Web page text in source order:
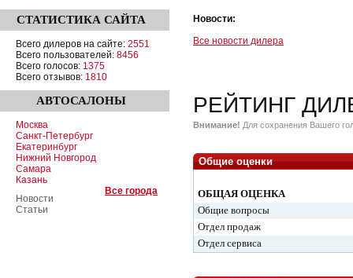
СТАТИСТИКА САЙТА
Всего дилеров на сайте: 2551
Всего пользователей: 8456
Всего голосов: 1375
Всего отзывов: 1810
АВТОСАЛОНЫ
Москва
Санкт-Петербург
Екатеринбург
Нижний Новгород
Самара
Казань
Все города
Новости
Статьи
Новости:
Все новости дилера
РЕЙТИНГ
Внимание! Для сохранения Вашего
Общие оценки
ОБЩАЯ ОЦЕНКА
Общие вопросы
Отдел продаж
Отдел сервиса